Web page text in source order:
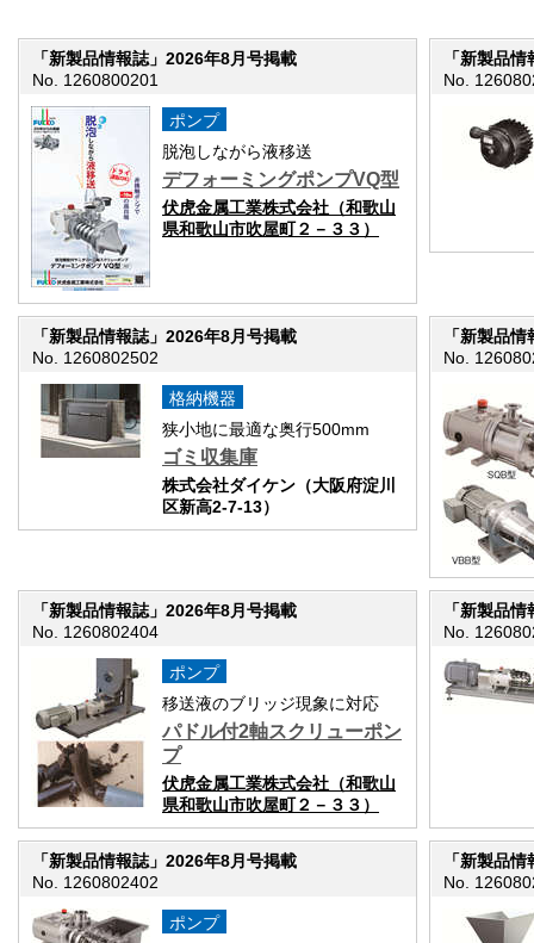
「新製品情報誌」2026年8月号掲載
No. 1260800201
ポンプ
脱泡しながら液移送
デフォーミングポンプVQ型
伏虎金属工業株式会社（和歌山
県和歌山市吹屋町２－３３）
「新製品
No.
「新製品情報誌」2026年8月号掲載
No. 1260802502
格納機器
狭小地に最適な奥行500mm
ゴミ収集庫
株式会社ダイケン（大阪府淀川
区新高2-7-13）
「新製品
No.
「新製品情報誌」2026年8月号掲載
No. 1260802404
ポンプ
移送液のブリッジ現象に対応
パドル付2軸スクリューポン
プ
伏虎金属工業株式会社（和歌山
県和歌山市吹屋町２－３３）
「新製品
No.
「新製品情報誌」2026年8月号掲載
No. 1260802402
ポンプ
「新製品
No.